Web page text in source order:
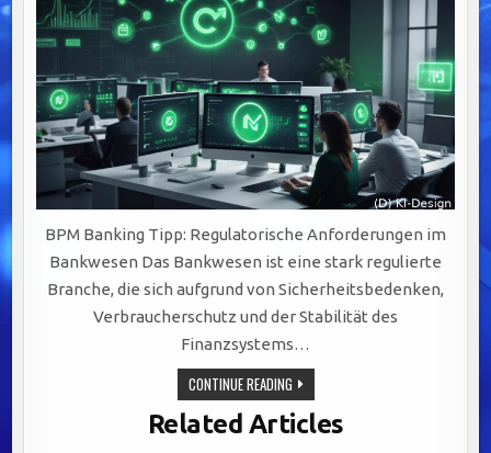
BPM Banking Tipp: Regulatorische Anforderungen im
Bankwesen Das Bankwesen ist eine stark regulierte
Branche, die sich aufgrund von Sicherheitsbedenken,
Verbraucherschutz und der Stabilität des
Finanzsystems…
CONTINUE READINGREGULATORISCHE
ANFORDERUNGEN
IM
BANKWESEN:
SCHLÜSSEL
Related Articles